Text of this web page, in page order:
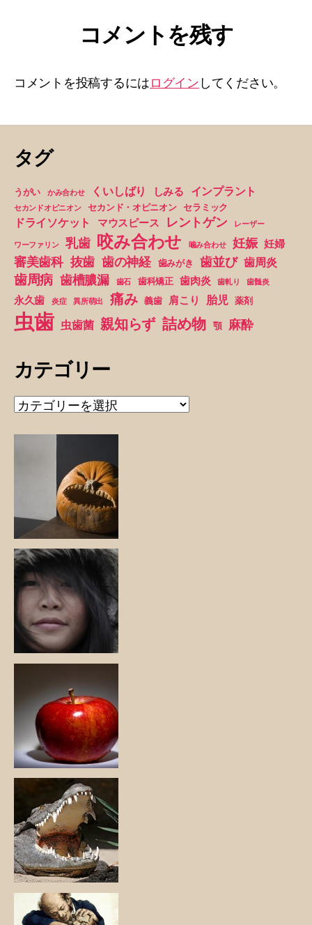
コメントを残す
コメントを投稿するには ログイン してください。
タグ
うがい かみ合わせ くいしばり しみる インプラント
セカンドオピニオン セカンド・オピニオン セラミック
ドライソケット マウスピース レントゲン レーザー
ワーファリン 乳歯 咬み合わせ 噛み合わせ 妊娠 妊婦
審美歯科 抜歯 歯の神経 歯みがき 歯並び 歯周炎
歯周病 歯槽膿漏 歯石 歯科矯正 歯肉炎 歯軋り 歯髄炎
永久歯 炎症 異所萌出 痛み 義歯 肩こり 胎児 薬剤
虫歯 虫歯菌 親知らず 詰め物 顎 麻酔
カテゴリー
カ
テ